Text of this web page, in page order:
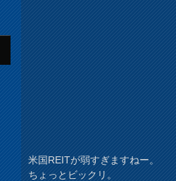
米国REITが弱すぎますねー。
ちょっとビックリ。